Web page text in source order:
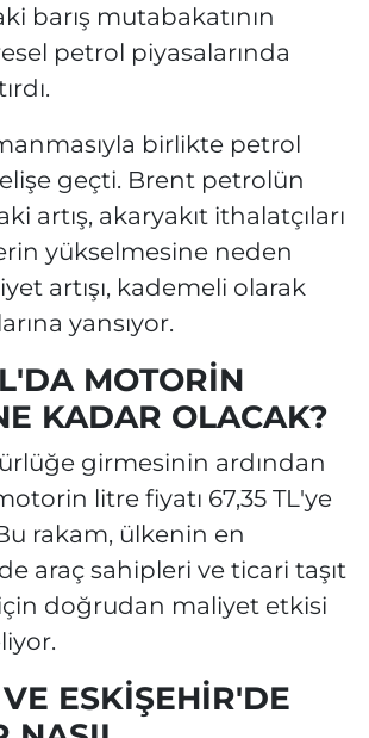
barış mutabakatının
petrol piyasalarında
birlikte petrol
geçti. Brent petrolün
artış, akaryakıt ithalatçıları
yükselmesine neden
artışı, kademeli olarak
yansıyor.
MOTORİN
KADAR OLACAK?
girmesinin ardından
litre fiyatı 67,35 TL'ye
rakam, ülkenin en
araç sahipleri ve ticari taşıt
doğrudan maliyet etkisi
ESKİŞEHİR'DE